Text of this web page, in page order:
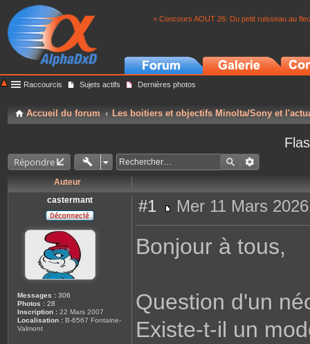
> Concours AOUT 26: Du petit ruisseau au
Raccourcis Sujets actifs Dernières photos
Accueil du forum Les boitiers et objectifs Minolta/Sony et
Répondre
Auteur
castermant
Messages : 306
Photos : 28
Inscription : 22 Mars 2007
Localisation : B-6567 Fontaine-
Valmont
#1
e
g
Mer 11 Mars
Bonjour à tous,
Question d'un
Existe-t-il un